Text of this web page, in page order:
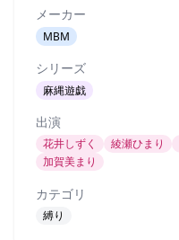
メーカー
MBM
シリーズ
麻縄遊戯
出演
花井しずく 綾瀬ひまり
加賀美まり
カテゴリ
縛り